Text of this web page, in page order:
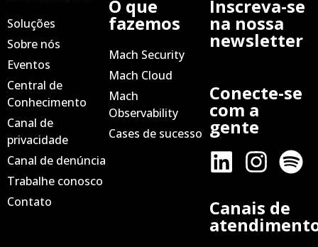
Soluções
Sobre nós
Eventos
Central de
Conhecimento
Canal de
privacidade
Canal de denúncia
Trabalhe conosco
Contato
O que
fazemos
Mach Security
Mach Cloud
Mach
Observability
Cases de sucesso
Inscreva-se
na nossa
newsletter
Conecte-se
com a
gente
Canais de